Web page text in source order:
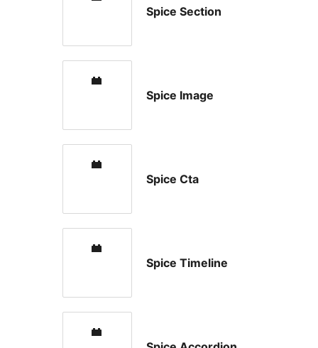
Spice Section
Spice Image
Spice Cta
Spice Timeline